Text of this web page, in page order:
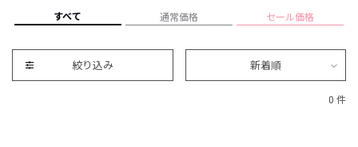
すべて 通常価格 セール価格
絞り込み 新着順
0 件